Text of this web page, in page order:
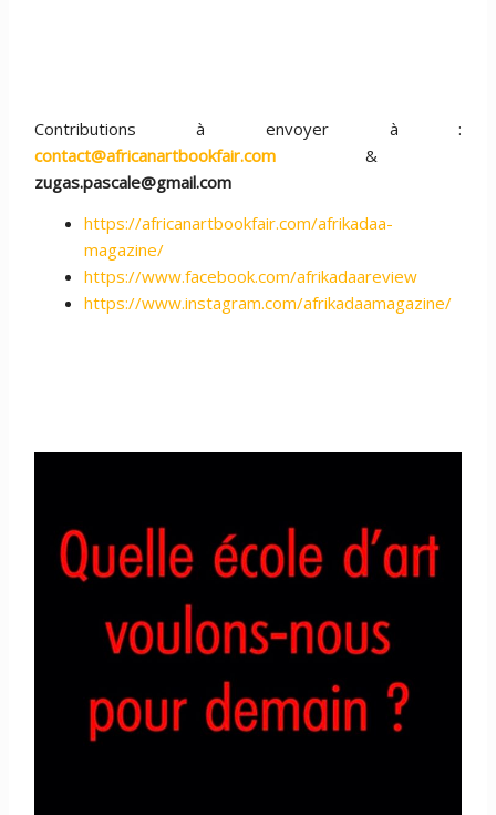
Contributions à envoyer à :
contact@africanartbookfair.com&
zugas.pascale@gmail.com
https://africanartbookfair.com/afrikadaa-
magazine/
https://www.facebook.com/afrikadaareview
https://www.instagram.com/afrikadaamagazine/